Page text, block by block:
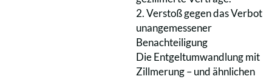
2. Verstoß gegen das Verbot
unangemessener
Benachteiligung
Die Entgeltumwandlung mit
Zillmerung – und ähnlichen